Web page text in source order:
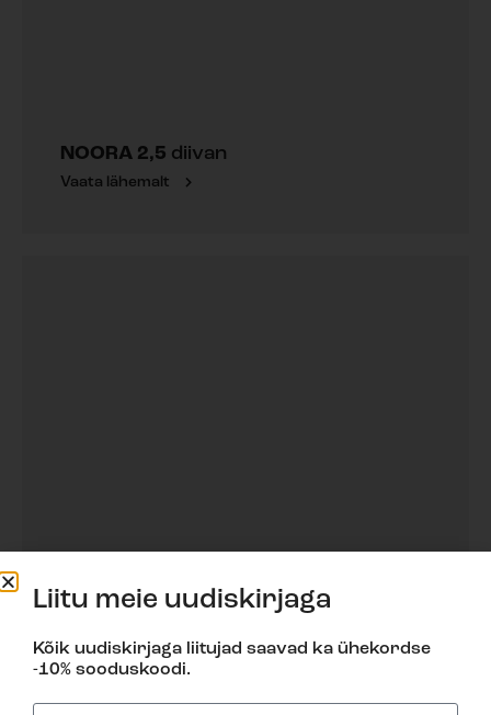
NOORA 2,5 diivan
Vaata lähemalt
VIDA 3,5 diivan
Vaata lähemalt
Liitu meie uudiskirjaga
Kõik uudiskirjaga liitujad saavad ka ühekordse
-10% sooduskoodi.